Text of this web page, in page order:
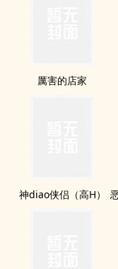
厲害的店家
神diao侠侣（高H）